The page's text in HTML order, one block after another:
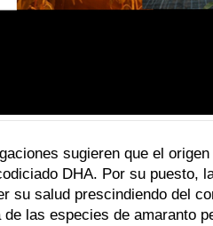
sugieren que el
DHA. Por su puesto,
su salud prescindiendo del
las especies de amaranto